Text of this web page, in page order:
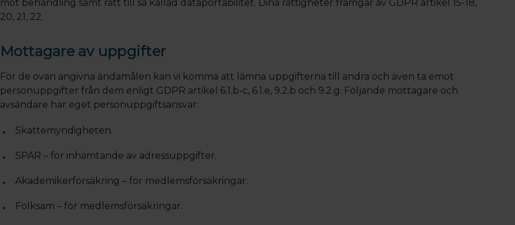
mot behandling samt rätt till så kallad dataportabilitet. Dina rättigheter framgår av GDPR artikel 15-18,
20, 21, 22.
Mottagare av uppgifter
För de ovan angivna ändamålen kan vi komma att lämna uppgifterna till andra och även ta emot
personuppgifter från dem enligt GDPR artikel 6.1.b-c, 6.1.e, 9.2.b och 9.2.g. Följande mottagare och
avsändare har eget personuppgiftsansvar:
Skattemyndigheten.
SPAR – för inhämtande av adressuppgifter.
Akademikerförsäkring – för medlemsförsäkringar.
Folksam – för medlemsförsäkringar.